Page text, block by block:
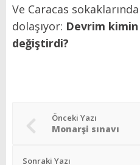
Ve Caracas
dolaşıyor: Devrim
değiştirdi?
Önceki Yazı
Monarşi sınavı
Sonraki Yazı